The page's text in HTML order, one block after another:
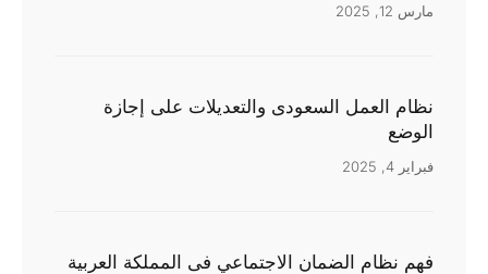
مارس 12, 2025
نظام العمل السعودى والتعديلات على إجازة
الوضع
فبراير 4, 2025
فهم نظام الضمان الاجتماعي فى المملكة العربية